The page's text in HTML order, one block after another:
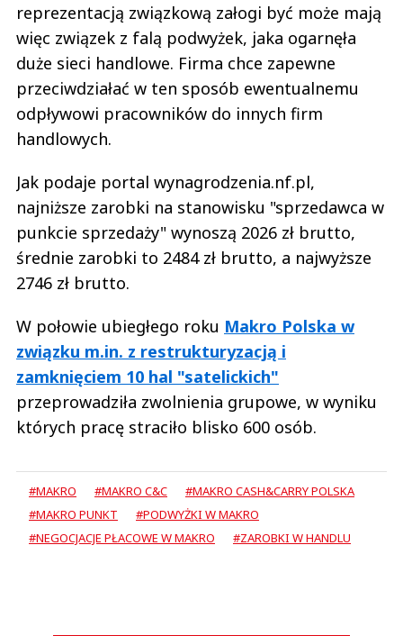
reprezentacją związkową załogi być może mają
więc związek z falą podwyżek, jaka ogarnęła
duże sieci handlowe. Firma chce zapewne
przeciwdziałać w ten sposób ewentualnemu
odpływowi pracowników do innych firm
handlowych.
Jak podaje portal wynagrodzenia.nf.pl,
najniższe zarobki na stanowisku "sprzedawca w
punkcie sprzedaży" wynoszą 2026 zł brutto,
średnie zarobki to 2484 zł brutto, a najwyższe
2746 zł brutto.
W połowie ubiegłego roku Makro Polska w
związku m.in. z restrukturyzacją i
zamknięciem 10 hal "satelickich"
przeprowadziła zwolnienia grupowe, w wyniku
których pracę straciło blisko 600 osób.
#MAKRO #MAKRO C&C
#MAKRO CASH&CARRY POLSKA
#MAKRO PUNKT
#PODWYŻKI W MAKRO
#NEGOCJACJE PŁACOWE W MAKRO
#ZAROBKI W HANDLU